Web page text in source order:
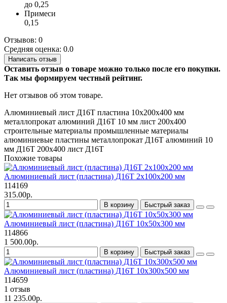
до 0,25
Примеси
0,15
Отзывов: 0
Средняя оценка: 0.0
Написать отзыв
Оставить отзыв о товаре можно только после его покупки.
Так мы формируем честный рейтинг.
Нет отзывов об этом товаре.
Алюминиевый лист Д16Т пластина 10х200х400 мм
металлопрокат алюминий Д16Т 10 мм лист 200х400
строительные материалы промышленные материалы
алюминиевые пластины металлопрокат Д16Т алюминий 10
мм Д16Т 200х400 лист Д16Т
Похожие товары
Алюминиевый лист (пластина) Д16Т 2х100х200 мм
114169
315.00р.
В корзину Быстрый заказ
Алюминиевый лист (пластина) Д16Т 10х50х300 мм
114866
1 500.00р.
В корзину Быстрый заказ
Алюминиевый лист (пластина) Д16Т 10х300х500 мм
114659
1 отзыв
11 235.00р.